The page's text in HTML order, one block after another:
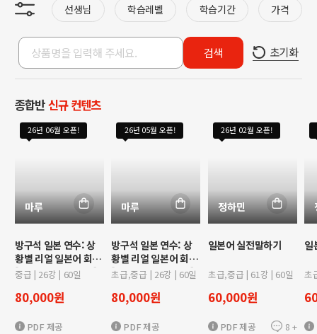
선생님 학습레벨 학습기간 가격
검색 초기화
종합반신규 컨텐츠
26년 06월 오픈!
마루
방구석 일본 연수: 상
황별 리얼 일본어 회화
[일본 생활 적응기편]
중급 | 26강 | 60일
80,000원
PDF 제공
26년 05월 오픈!
마루
방구석 일본 연수: 상
황별 리얼 일본어 회화
[일본 친구 사귀기편]
초급,중급 | 26강 | 60일
80,000원
PDF 제공
26년 02월 오픈!
정하민
일본어 실전말하기
초급,중급 | 61강 | 60일
60,000원
PDF 제공 8 +
일
초